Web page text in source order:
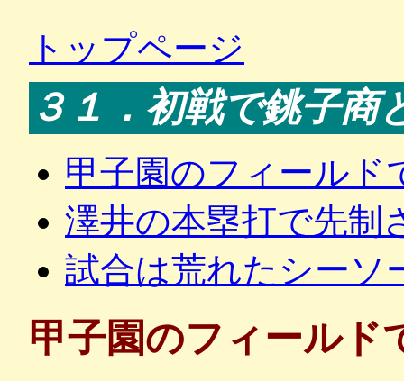
トップページ
３１．初戦で銚子商
甲子園のフィールド
澤井の本塁打で先制
試合は荒れたシーソ
甲子園のフィールド